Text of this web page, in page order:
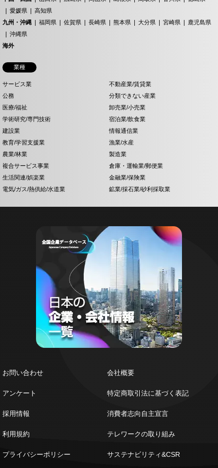
愛媛県
高知県
九州・沖縄
福岡県 佐賀県 長崎県 熊本県 大分県 宮崎県
鹿児島県
沖縄県
海外
業種
サービス業
不動産業/賃貸業
公務
分類できない産業
医療/福祉
卸売業/小売業
学術研究/専門技術
宿泊業/飲食業
建設業
情報通信業
教育/学習支援業
漁業/水産
農業/林業
製造業
複合サービス事業
倉庫・運輸業/郵便業
生活関連/娯楽業
金融業/保険業
電気/ガス/熱供給/水道業
鉱業/採石業/砂利採取業
お問い合わせ
アンケート
採用情報
利用規約
プライバシーポリシー
会社概要
特定商取引法に基づく表記
消費者志向自主宣言
テレワークの取り組み
サステナビリティ&CSR